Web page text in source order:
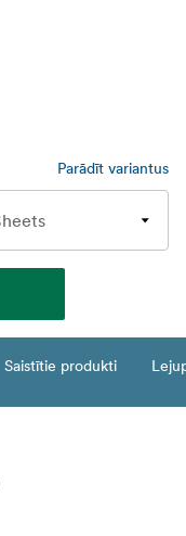
Parādīt variantus
Saistītie produkti